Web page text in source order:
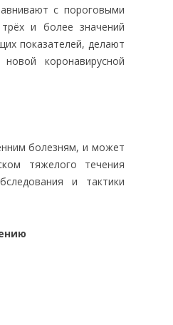
с пороговыми
и более значений
показателей, делают
коронавирусной
болезням, и может
тяжелого течения
и тактики